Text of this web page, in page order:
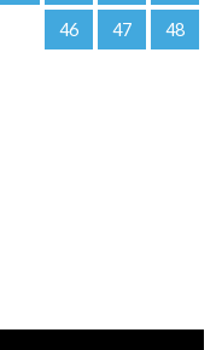
46 47 48